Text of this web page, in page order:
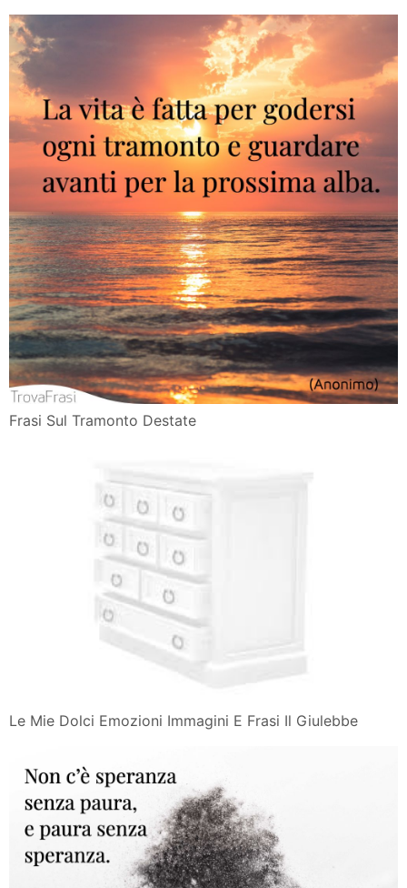
Frasi Sul Tramonto Destate
Le Mie Dolci Emozioni Immagini E Frasi Il Giulebbe